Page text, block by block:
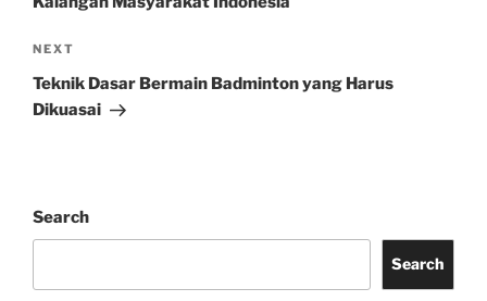
Next
Post
NEXT
Teknik Dasar Bermain Badminton yang Harus
Dikuasai
Search
Search